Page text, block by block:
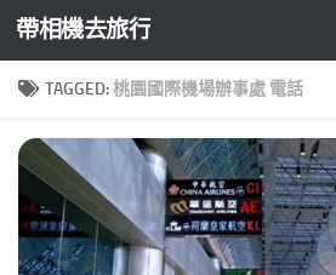
Skip to content
帶相機去旅行
TAGGED:桃園國際機場辦事處 電話